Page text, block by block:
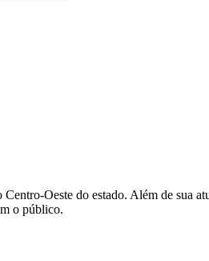
Oeste do estado. Além de sua
o público.